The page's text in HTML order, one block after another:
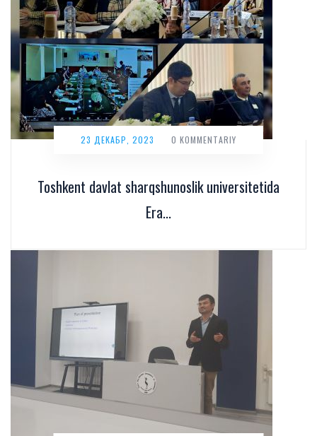
Toshkent davlat sharqshunoslik universitetida
Era...
23 ДЕКАБР, 2023 0 KOMMENTARIY